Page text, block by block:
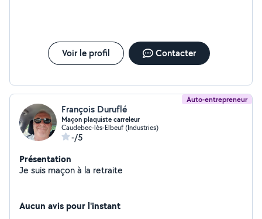
Voir le profil Contacter
Auto-entrepreneur
François Duruflé
Maçon plaquiste carreleur
Caudebec-lès-Elbeuf (Industries)
-/5
Présentation
Je suis maçon à la retraite
Aucun avis pour l'instant